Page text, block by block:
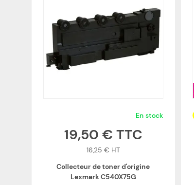
En stock
19,50 €
16,25 €
Collecteur de toner d'origine
Lexmark C540X75G